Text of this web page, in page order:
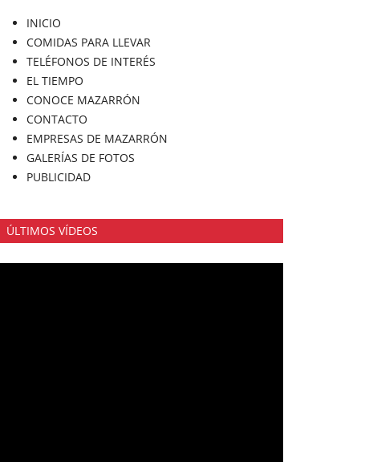
INICIO
COMIDAS PARA LLEVAR
TELÉFONOS DE INTERÉS
EL TIEMPO
CONOCE MAZARRÓN
CONTACTO
EMPRESAS DE MAZARRÓN
GALERÍAS DE FOTOS
PUBLICIDAD
ÚLTIMOS VÍDEOS